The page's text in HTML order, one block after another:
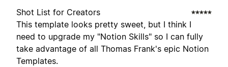
Shot List for Creators
This template looks pretty sweet, but I think I
need to upgrade my "Notion Skills" so I can fully
take advantage of all Thomas Frank's epic Notion
Templates.